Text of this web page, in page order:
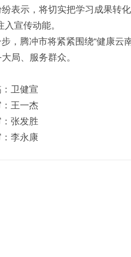
表示，将切实把学习成果转
入宣传动能。
，腾冲市将紧紧围绕“健康云
局、服务群众。
卫健宣
王一杰
张发胜
李永康